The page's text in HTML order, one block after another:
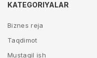
KATEGORIYALAR
Biznes reja
Taqdimot
Mustaqil ish